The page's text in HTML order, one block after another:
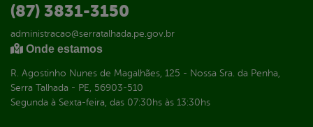
(87) 3831-3150
administracao@serratalhada.pe.gov.br
Onde estamos
R. Agostinho Nunes de Magalhães, 125 - Nossa Sra. da Penha,
Serra Talhada - PE, 56903-510
Segunda à Sexta-feira, das 07:30hs às 13:30hs